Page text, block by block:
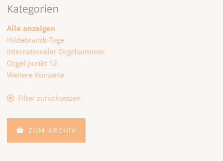
Kategorien
Alle anzeigen
Hildebrandt-Tage
Internationaler Orgelsommer
Orgel punkt 12
Weitere Konzerte
Filter zurücksetzen
ZUM ARCHIV